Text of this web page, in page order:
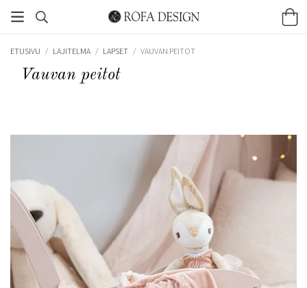
ETUSIVU / LAJITELMA / LAPSET / VAUVAN PEITOT
Vauvan peitot